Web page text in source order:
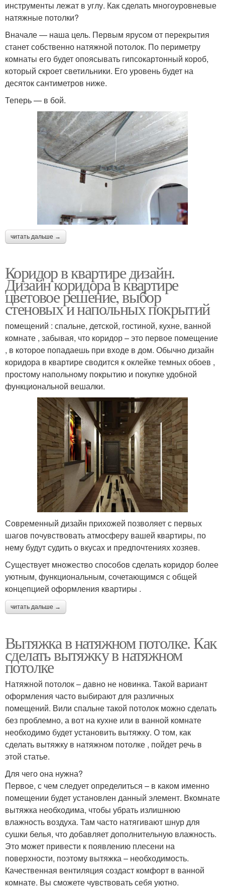
инструменты лежат в углу. Как сделать многоуровневые
натяжные потолки?
Вначале — наша цель. Первым ярусом от перекрытия
станет собственно натяжной потолок. По периметру
комнаты его будет опоясывать гипсокартонный короб,
который скроет светильники. Его уровень будет на
десяток сантиметров ниже.
Теперь — в бой.
читать дальше →
Коридор в квартире дизайн.
Дизайн коридора в квартире
цветовое решение, выбор
стеновых и напольных покрытий
помещений : спальне, детской, гостиной, кухне, ванной
комнате , забывая, что коридор – это первое помещение
, в которое попадаешь при входе в дом. Обычно дизайн
коридора в квартире сводится к оклейке темных обоев ,
простому напольному покрытию и покупке удобной
функциональной вешалки.
Современный дизайн прихожей позволяет с первых
шагов почувствовать атмосферу вашей квартиры, по
нему будут судить о вкусах и предпочтениях хозяев.
Существует множество способов сделать коридор более
уютным, функциональным, сочетающимся с общей
концепцией оформления квартиры .
читать дальше →
Вытяжка в натяжном потолке. Как
сделать вытяжку в натяжном
потолке
Натяжной потолок – давно не новинка. Такой вариант
оформления часто выбирают для различных
помещений. Вили спальне такой потолок можно сделать
без проблемно, а вот на кухне или в ванной комнате
необходимо будет установить вытяжку. О том, как
сделать вытяжку в натяжном потолке , пойдет речь в
этой статье.
Для чего она нужна?
Первое, с чем следует определиться – в каком именно
помещении будет установлен данный элемент. Вкомнате
вытяжка необходима, чтобы убрать излишнюю
влажность воздуха. Там часто натягивают шнур для
сушки белья, что добавляет дополнительную влажность.
Это может привести к появлению плесени на
поверхности, поэтому вытяжка – необходимость.
Качественная вентиляция создаст комфорт в ванной
комнате. Вы сможете чувствовать себя уютно.